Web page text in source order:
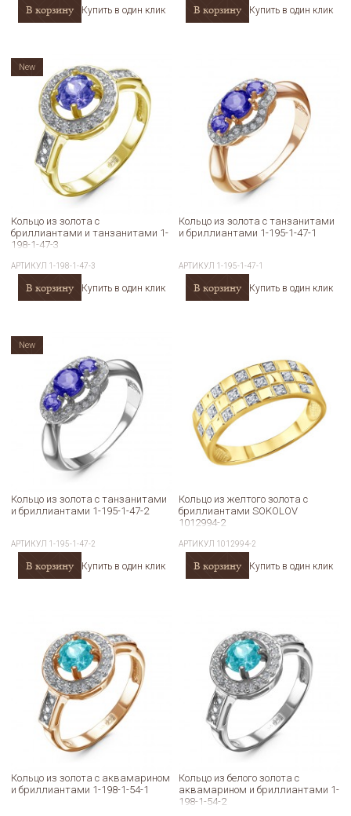
В корзину Купить в один клик В корзину Купить в один клик
Кольцо из золота с
бриллиантами и танзанитами 1-
198-1-47-3
АРТИКУЛ 1-198-1-47-3
В корзину Купить в один клик
New
Кольцо из золота с танзанитами
и бриллиантами 1-195-1-47-1
АРТИКУЛ 1-195-1-47-1
В корзину Купить в один клик
Кольцо из золота с танзанитами
и бриллиантами 1-195-1-47-2
АРТИКУЛ 1-195-1-47-2
В корзину Купить в один клик
New
Кольцо из желтого золота с
бриллиантами SOKOLOV
1012994-2
АРТИКУЛ 1012994-2
В корзину Купить в один клик
Кольцо из золота с аквамарином
и бриллиантами 1-198-1-54-1
Кольцо из белого золота с
аквамарином и бриллиантами 1-
198-1-54-2